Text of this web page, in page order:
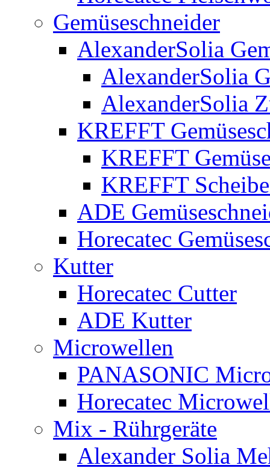
Gemüseschneider
AlexanderSolia
AlexanderSolia
AlexanderSolia
KREFFT
KREFFT
KREFFT
ADE
Horecatec
Kutter
Horecatec Cutter
ADE Kutter
Microwellen
PANASONIC
Horecatec
Mix - Rührgeräte
Alexander Solia